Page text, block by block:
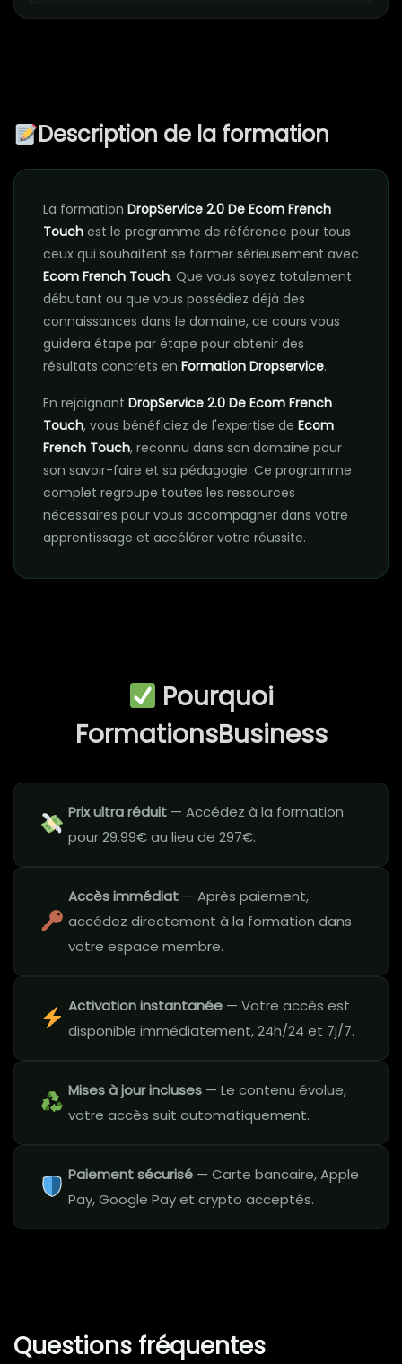
Description de la formation
La formation DropService 2.0 De Ecom French
Touch est le programme de référence pour tous
ceux qui souhaitent se former sérieusement avec
Ecom French Touch. Que vous soyez totalement
débutant ou que vous possédiez déjà des
connaissances dans le domaine, ce cours vous
guidera étape par étape pour obtenir des
résultats concrets en Formation Dropservice.
En rejoignant DropService 2.0 De Ecom French
Touch, vous bénéficiez de l'expertise de Ecom
French Touch, reconnu dans son domaine pour
son savoir-faire et sa pédagogie. Ce programme
complet regroupe toutes les ressources
nécessaires pour vous accompagner dans votre
apprentissage et accélérer votre réussite.
Pourquoi
FormationsBusiness
Prix ultra réduit — Accédez à la formation
pour 29.99€ au lieu de 297€.
Accès immédiat — Après paiement,
accédez directement à la formation dans
votre espace membre.
Activation instantanée — Votre accès est
disponible immédiatement, 24h/24 et 7j/7.
Mises à jour incluses — Le contenu évolue,
votre accès suit automatiquement.
Paiement sécurisé — Carte bancaire, Apple
Pay, Google Pay et crypto acceptés.
Questions fréquentes